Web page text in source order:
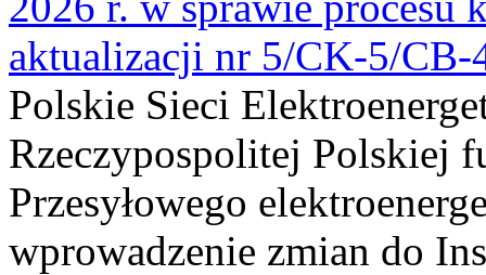
aktualizacji nr 5/CK-5/CB-
Polskie Sieci
Rzeczypospolitej Polskiej
Przesyłowego
wprowadzenie zmian do